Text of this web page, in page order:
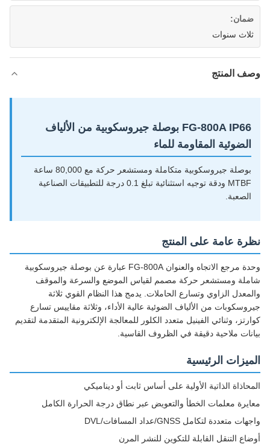
ضمان:
ثلاث سنوات
وصف المنتج
FG-800A IP66 بوصلة جيروسكوبية من الألياف
الضوئية المقاومة للماء
بوصلة جيروسكوبية متكاملة ومستشعر حركة مع 80,000 ساعة
MTBF ودقة توجيه استثنائية تبلغ 0.1 درجة للتطبيقات الصناعية
الصعبة.
نظرة عامة على المنتج
وحدة مرجع الاتجاه والعنوان FG-800A عبارة عن بوصلة جيروسكوبية
شاملة ومستشعر حركة مصمم لقياس الموضع والسرعة والموقف
والمعدل الزاوي وتسارع الحاملات. يدمج هذا النظام القوي ثلاثة
جيروسكوبات من الألياف الضوئية عالية الأداء، وثلاثة مقاييس تسارع
كوارتز، وثنائي الفينيل متعدد الكلور للمعالجة الإلكترونية المتقدمة لتقديم
بيانات ملاحية دقيقة في الظروف القاسية.
الميزات الرئيسية
المحاذاة الذاتية الأولية على أساس ثابت أو ديناميكي
معايرة معلمات الخطأ والتعويض عبر نطاق درجة الحرارة الكامل
واجهات متعددة لتكامل GNSS/عداد المسافات/DVL
أوضاع التنقل القابلة للتكوين للنشر المرن